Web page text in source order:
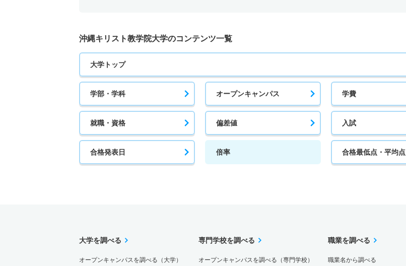
沖縄キリスト教学院大学のコンテンツ一覧
大学トップ
学部・学科 オープンキャンパス 学費
就職・資格 偏差値 入試
合格発表日 倍率 合格最低点・平均点
大学を調べる
オープンキャンパスを調べる（大学）
専門学校を調べる
オープンキャンパスを調べる（専門学校）
職業を調べる
職業名から調べる